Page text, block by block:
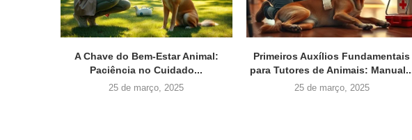
A Chave do Bem-Estar Animal:
Paciência no Cuidado...
25 de março, 2025
Primeiros Auxílios Fundamentais
para Tutores de Animais:
25 de março, 2025